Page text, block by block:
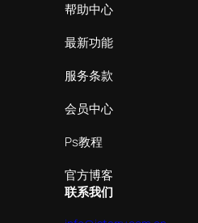
帮助中心
最新功能
服务条款
会员中心
Ps教程
官方博客
联系我们